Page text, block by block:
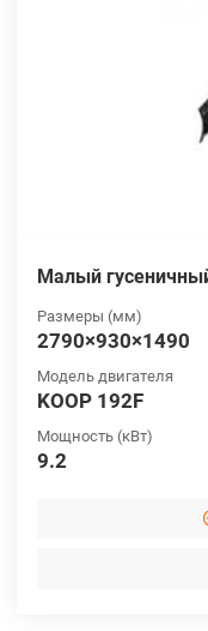
Малый
Размеры (мм)
2790×930×1490
Модель двигателя
KOOP 192F
Мощность (кВт)
9.2